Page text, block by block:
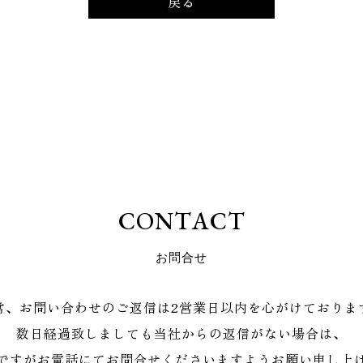
CONTACT
お問合せ
、お問い合わせのご返信は2営業日以内を心がけておりま
数日経過致しましても当社からの返信がない場合は、
すがお電話にてお問合せくださいますようお願い申し上